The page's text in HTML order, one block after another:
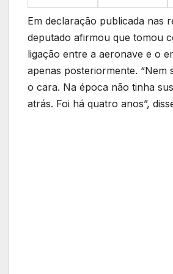
Em declaração publicada nas
deputado afirmou que tomou
ligação entre a aeronave e o
apenas posteriormente. “Nem
o cara. Na época não tinha
atrás. Foi há quatro anos”,